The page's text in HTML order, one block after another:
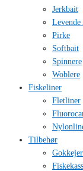
Jerkbait
Levende
Pirke
Softbait
Spinnere
Woblere
Fiskeliner
Fletliner
Tilbehør